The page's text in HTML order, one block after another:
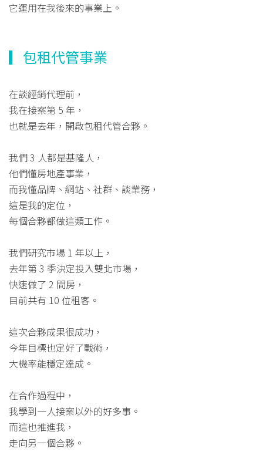
它運用在我後來的事業上。
▎包租代管事業
在談經銷代理前，
我在接案第 5 年，
也就是去年，開啟包租代管合夥。
我們 3 人都是基隆人，
他們懂房地產事業，
而我懂品牌、網站、社群、談業務，
這是我的定位，
每個合夥都做這類工作。
我們研究市場 1 年以上，
去年第 3 季決定投入雙北市場，
快速做了 2 間房，
目前共有 10 位租客。
這次合夥成果很成功，
今年目標也定好了戰術，
大機率能穩定達成。
在合作過程中，
我學到一人接案以外的好多事。
而這也推進我，
走向另一個合夥。